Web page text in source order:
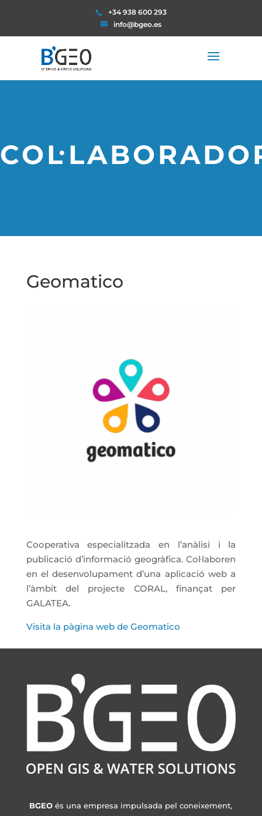
+34 938 600 293
info@bgeo.es
Geomatico
Cooperativa especialitzada en l’anàlisi i la
publicació d’informació geogràfica. Col·laboren
en el desenvolupament d’una aplicació web a
l’àmbit del projecte CORAL, finançat per
GALATEA.
Visita la pàgina web de Geomatico
BGEOés una empresa impulsada pel coneixement,